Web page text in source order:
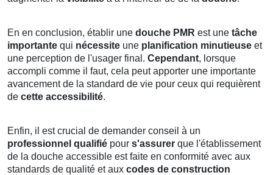
En en conclusion, établir une douche PMR est une tâche
importante qui nécessite une planification minutieuse et
une perception de l'usager final. Cependant, lorsque
accompli comme il faut, cela peut apporter une importante
avancement de la standard de vie pour ceux qui requièrent
de cette accessibilité.
Enfin, il est crucial de demander conseil à un
professionnel qualifié pour s'assurer que l'établissement
de la douche accessible est faite en conformité avec aux
standards de qualité et aux codes de construction